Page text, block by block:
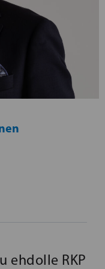
ehdolle RKP